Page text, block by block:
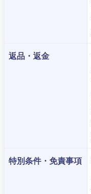
返品・返金
特別条件・免責事項